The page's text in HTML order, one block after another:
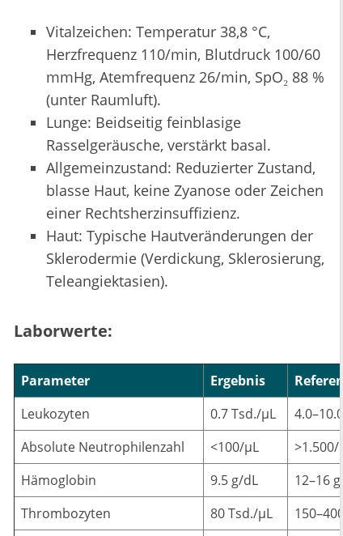
Vitalzeichen: Temperatur 38,8 °C,
Herzfrequenz 110/min, Blutdruck 100/60
mmHg, Atemfrequenz 26/min, SpO₂ 88 %
(unter Raumluft).
Lunge: Beidseitig feinblasige
Rasselgeräusche, verstärkt basal.
Allgemeinzustand: Reduzierter Zustand,
blasse Haut, keine Zyanose oder Zeichen
einer Rechtsherzinsuffizienz.
Haut: Typische Hautveränderungen der
Sklerodermie (Verdickung, Sklerosierung,
Teleangiektasien).
Laborwerte:
Parameter Ergebnis
Leukozyten
0.7 Tsd./µL
Absolute Neutrophilenzahl
<100/µL
>1.500/
Hämoglobin
9.5 g/dL
12–16 g/
Thrombozyten
80 Tsd./µL